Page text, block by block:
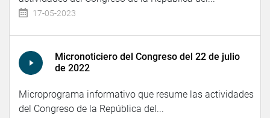
17-05-2023
Micronoticiero del Congreso del 22 de julio
de 2022
Microprograma informativo que resume las actividades
del Congreso de la República del...